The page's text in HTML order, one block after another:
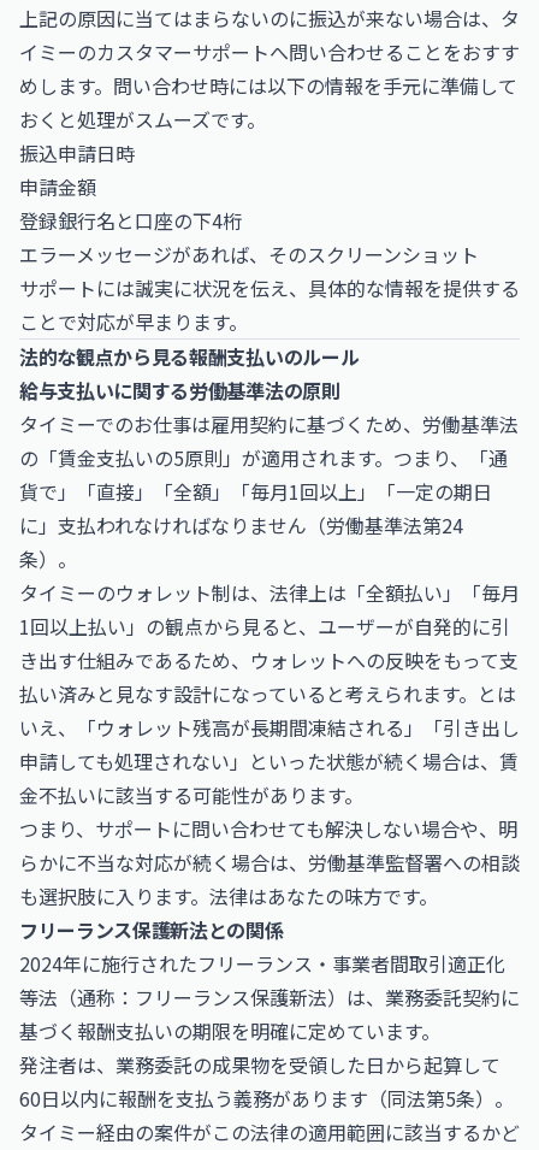
上記の原因に当てはまらないのに振込が来ない場合は、タ
イミーのカスタマーサポートへ問い合わせることをおすす
めします。問い合わせ時には以下の情報を手元に準備して
おくと処理がスムーズです。
振込申請日時
申請金額
登録銀行名と口座の下4桁
エラーメッセージがあれば、そのスクリーンショット
サポートには誠実に状況を伝え、具体的な情報を提供する
ことで対応が早まります。
法的な観点から見る報酬支払いのルール
給与支払いに関する労働基準法の原則
タイミーでのお仕事は雇用契約に基づくため、労働基準法
の「賃金支払いの5原則」が適用されます。つまり、「通
貨で」「直接」「全額」「毎月1回以上」「一定の期日
に」支払われなければなりません（労働基準法第24
条）。
タイミーのウォレット制は、法律上は「全額払い」「毎月
1回以上払い」の観点から見ると、ユーザーが自発的に引
き出す仕組みであるため、ウォレットへの反映をもって支
払い済みと見なす設計になっていると考えられます。とは
いえ、「ウォレット残高が長期間凍結される」「引き出し
申請しても処理されない」といった状態が続く場合は、賃
金不払いに該当する可能性があります。
つまり、サポートに問い合わせても解決しない場合や、明
らかに不当な対応が続く場合は、労働基準監督署への相談
も選択肢に入ります。法律はあなたの味方です。
フリーランス保護新法との関係
2024年に施行されたフリーランス・事業者間取引適正化
等法（通称：フリーランス保護新法）は、業務委託契約に
基づく報酬支払いの期限を明確に定めています。
発注者は、業務委託の成果物を受領した日から起算して
60日以内に報酬を支払う義務があります（同法第5条）。
タイミー経由の案件がこの法律の適用範囲に該当するかど